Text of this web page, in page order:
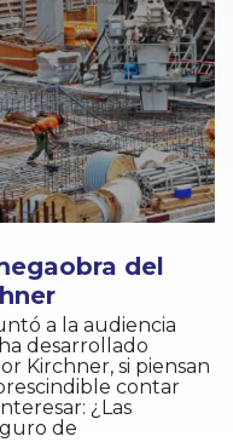
del
a la audiencia
desarrollado
Kirchner, si piensan
contar
¿Las
de